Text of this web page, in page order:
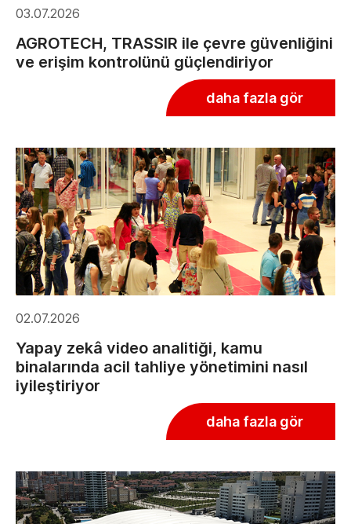
03.07.2026
AGROTECH, TRASSIR ile çevre güvenliğini
ve erişim kontrolünü güçlendiriyor
daha fazla gör
02.07.2026
Yapay zekâ video analitiği, kamu
binalarında acil tahliye yönetimini nasıl
iyileştiriyor
daha fazla gör